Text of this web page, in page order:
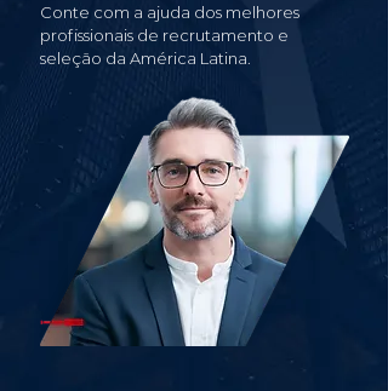
Conte com a ajuda dos melhores
profissionais de recrutamento e
seleção da América Latina.